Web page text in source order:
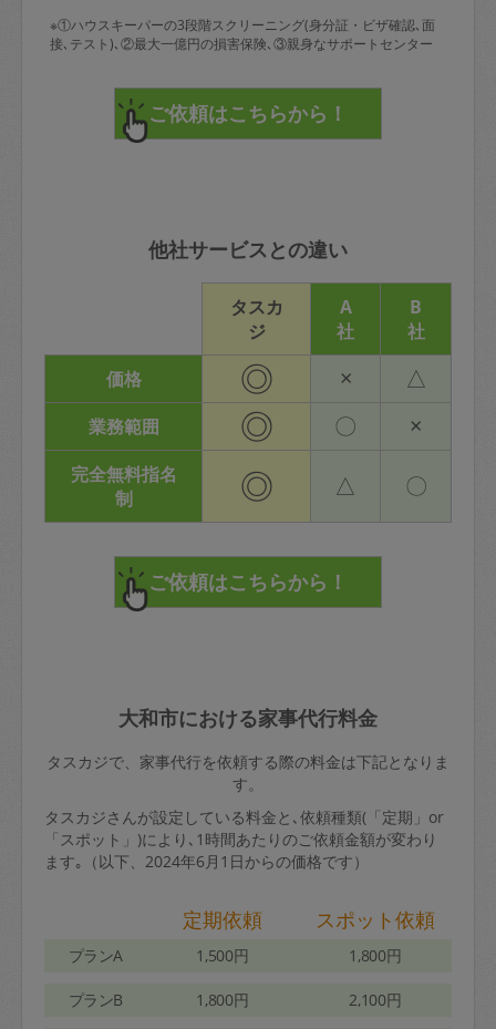
※①ハウスキーパーの3段階スクリーニング(身分証・ビザ確認､面
接､テスト)､②最大一億円の損害保険､③親身なサポートセンター
他社サービスとの違い
タスカ
ジ
A
社
B
社
価格
◎ × △
業務範囲 ◎ 〇 ×
完全無料指名
制
◎ △ 〇
大和市における家事代行料金
タスカジで、家事代行を依頼する際の料金は下記となりま
す。
タスカジさんが設定している料金と､依頼種類(「定期」or
「スポット」)により､1時間あたりのご依頼金額が変わり
ます｡（以下、2024年6月1日からの価格です）
定期依頼 スポット依頼
プランA 1,500円 1,800円
プランB 1,800円 2,100円